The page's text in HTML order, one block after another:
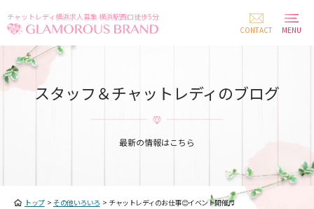
チャットレディ横浜求人募集 横浜駅西口徒歩5分
CONTACT
MENU
スタッフ＆チャットレディのブログ
最新の情報はこちら
トップ> その他いろいろ > チャットレディのお仕事😊イベント開催♬